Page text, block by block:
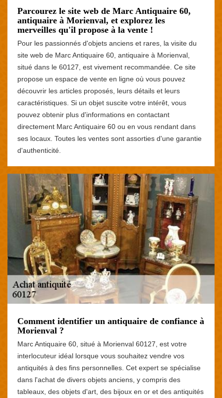
Parcourez le site web de Marc Antiquaire 60,
antiquaire à Morienval, et explorez les
merveilles qu'il propose à la vente !
Pour les passionnés d'objets anciens et rares, la visite du
site web de Marc Antiquaire 60, antiquaire à Morienval,
situé dans le 60127, est vivement recommandée. Ce site
propose un espace de vente en ligne où vous pouvez
découvrir les articles proposés, leurs détails et leurs
caractéristiques. Si un objet suscite votre intérêt, vous
pouvez obtenir plus d'informations en contactant
directement Marc Antiquaire 60 ou en vous rendant dans
ses locaux. Toutes les ventes sont assorties d'une garantie
d'authenticité.
Comment identifier un antiquaire de confiance à
Morienval ?
Marc Antiquaire 60, situé à Morienval 60127, est votre
interlocuteur idéal lorsque vous souhaitez vendre vos
antiquités à des fins personnelles. Cet expert se spécialise
dans l'achat de divers objets anciens, y compris des
tableaux, des objets d'art, des bijoux en or et des antiquités